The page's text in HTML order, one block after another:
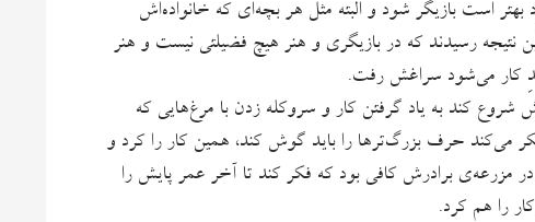
است بازیگر شود و البته مثل هر بچه‌ای که خانواده‌اش
رسیدند که در بازیگری و هنر هیچ فضیلتی نیست و هنر
کار می‌شود سراغش رفت.
شروع کند به یاد گرفتن کار و سروکله زدن با مرغ‌هایی که
می‌کند حرف‌ بزرگ‌ترها را باید گوش کند، همین کار را کرد و
مزرعه‌ی برادرش کافی بود که فکر کند تا آخر عمر پایش را
را هم کرد.